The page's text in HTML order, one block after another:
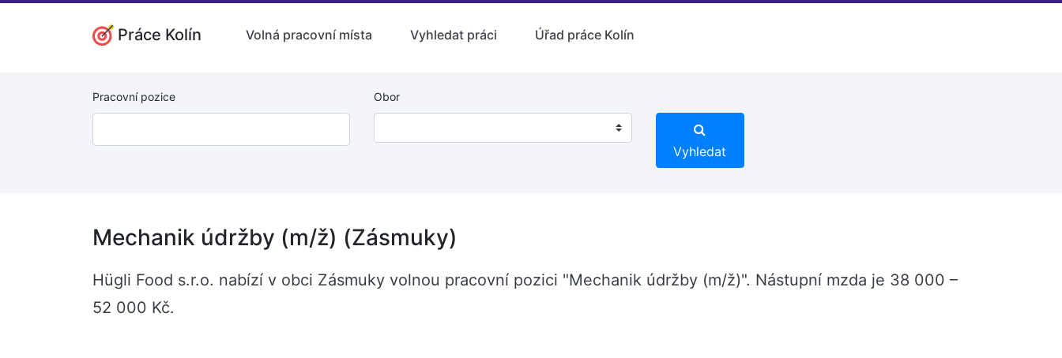
Práce Kolín Volná pracovní místa Vyhledat práci Úřad práce Kolín
Pracovní pozice Obor
Vyhledat
Mechanik údržby (m/ž) (Zásmuky)
Hügli Food s.r.o. nabízí v obci Zásmuky volnou pracovní pozici "Mechanik údržby (m/ž)". Nástupní mzda je 38 000 –
52 000 Kč.